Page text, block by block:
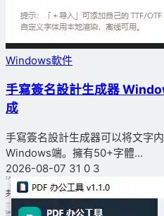
Windows軟件
手寫簽名設計生成器
成
手寫簽名設計生成器可以将文字
Windows端。擁有50+字體...
2026-08-07 31 0 3